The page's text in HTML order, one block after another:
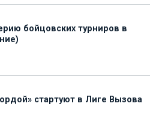
бойцовских турниров в
стартуют в Лиге Вызова